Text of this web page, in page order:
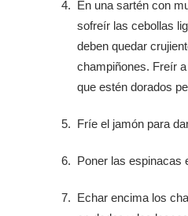
En una sartén con
sofreír las cebollas
deben quedar
champiñones. Freír
que estén dorados
Fríe el jamón para
Poner las espinacas
Echar encima los